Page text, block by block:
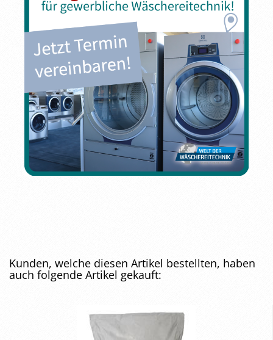
Kunden, welche diesen Artikel bestellten, haben
auch folgende Artikel gekauft: